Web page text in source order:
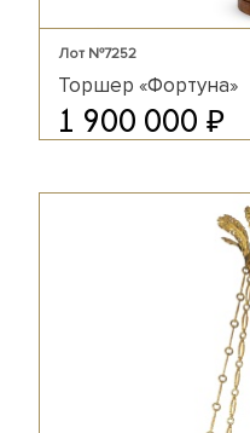
Лот №7252
Торшер «Фортуна»
1 900 000 ₽